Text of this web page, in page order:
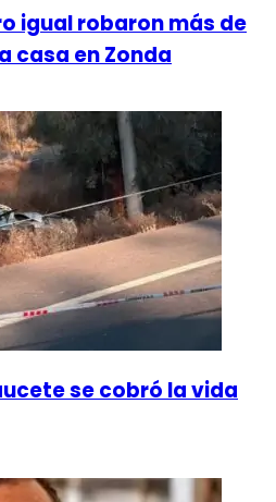
igual robaron más de
casa en Zonda
se cobró la vida